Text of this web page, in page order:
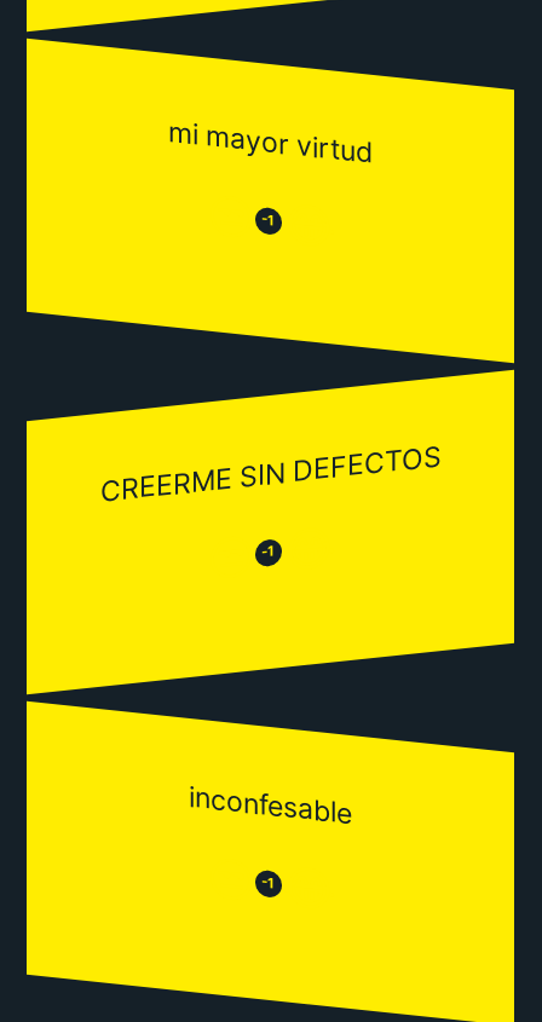
mi mayor virtud
😒 -1 😂
CREERME SIN DEFECTOS
😒 -1 😂
inconfesable
😒 -1 😂